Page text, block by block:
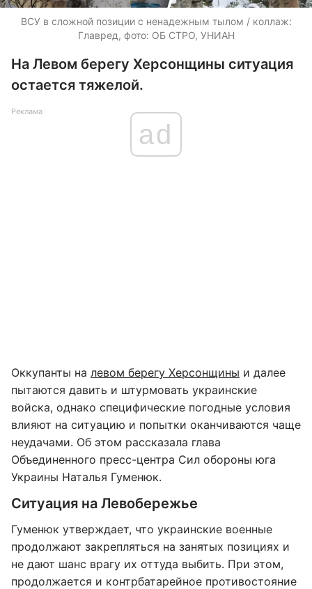
ВСУ в сложной позиции с ненадежным тылом / коллаж:
Главред, фото: ОБ СТРО, УНИАН
На Левом берегу Херсонщины ситуация
остается тяжелой.
Реклама
ad
Оккупанты на левом берегу Херсонщины и далее
пытаются давить и штурмовать украинские
войска, однако специфические погодные условия
влияют на ситуацию и попытки оканчиваются чаще
неудачами. Об этом рассказала глава
Объединенного пресс-центра Сил обороны юга
Украины Наталья Гуменюк.
Ситуация на Левобережье
Гуменюк утверждает, что украинские военные
продолжают закрепляться на занятых позициях и
не дают шанс врагу их оттуда выбить. При этом,
продолжается и контрбатарейное противостояние